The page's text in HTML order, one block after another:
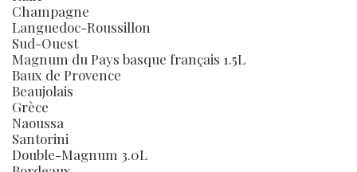
Champagne
Languedoc-Roussillon
Sud-Ouest
Magnum du Pays basque français 1.5L
Baux de Provence
Beaujolais
Grèce
Naoussa
Santorini
Double-Magnum 3.0L